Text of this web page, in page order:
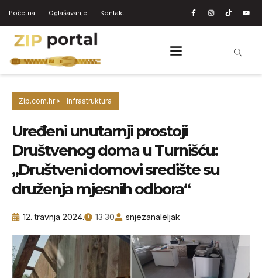
Početna Oglašavanje Kontakt
Zip.com.hr Infrastruktura
Uređeni unutarnji prostoji
Društvenog doma u Turnišću:
„Društveni domovi središte su
druženja mjesnih odbora“
12. travnja 2024. 13:30 snjezanaleljak